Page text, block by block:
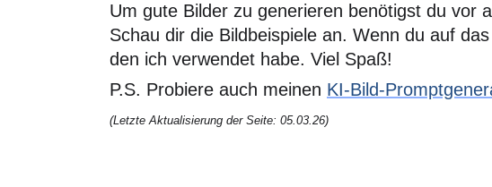
Um gute Bilder zu generieren benötigst du vor
Schau dir die Bildbeispiele an. Wenn du auf
den ich verwendet habe. Viel Spaß!
P.S. Probiere auch meinen KI-Bild-
(Letzte Aktualisierung der Seite: 05.03.26)